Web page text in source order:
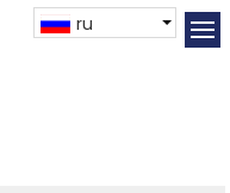
ru